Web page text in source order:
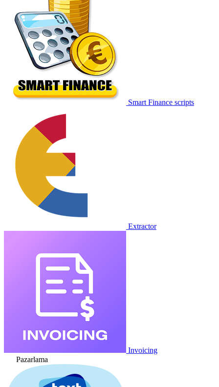
Smart Finance scripts
Extractor
Invoicing
Pazarlama